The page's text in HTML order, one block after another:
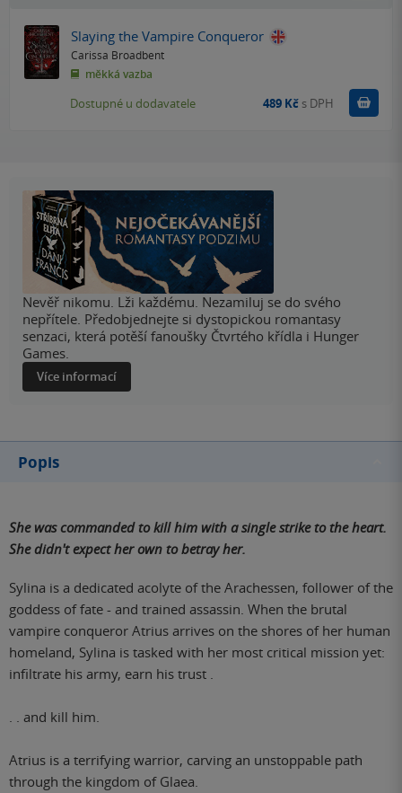
Slaying the Vampire Conqueror
Carissa Broadbent
měkká vazba
Dostupné u dodavatele 489 Kč s DPH
Nevěř nikomu. Lži každému. Nezamiluj se do svého
nepřítele. Předobjednejte si dystopickou romantasy
senzaci, která potěší fanoušky Čtvrtého křídla i Hunger
Games.
Více informací
Popis
She was commanded to kill him with a single strike to the heart.
She didn't expect her own to betray her.
Sylina is a dedicated acolyte of the Arachessen, follower of the
goddess of fate - and trained assassin. When the brutal
vampire conqueror Atrius arrives on the shores of her human
homeland, Sylina is tasked with her most critical mission yet:
infiltrate his army, earn his trust .
. . and kill him.
Atrius is a terrifying warrior, carving an unstoppable path
through the kingdom of Glaea.